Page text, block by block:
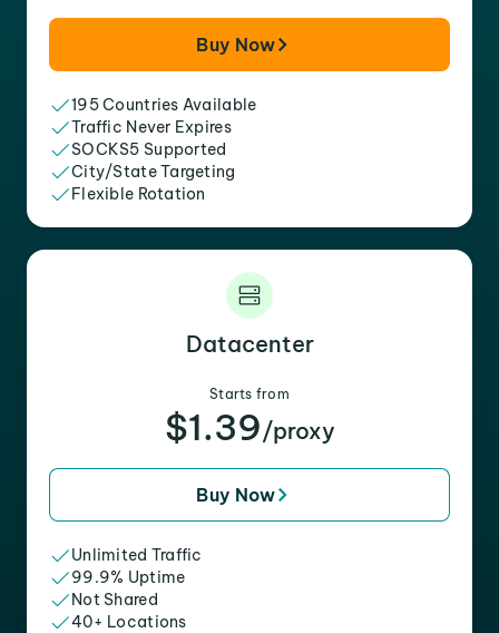
Buy Now
195 Countries Available
Traffic Never Expires
SOCKS5 Supported
City/State Targeting
Flexible Rotation
Datacenter
Starts from
$1.39/proxy
Buy Now
Unlimited Traffic
99.9% Uptime
Not Shared
40+ Locations